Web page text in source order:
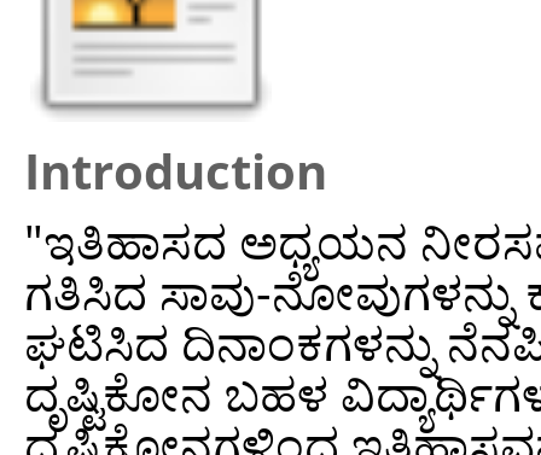
Introduction
"ಇತಿಹಾಸದ ಅಧ್ಯಯನ
ಗತಿಸಿದ ಸಾವು-ನೋವುಗಳನ್ನು
ಘಟಿಸಿದ ದಿನಾಂಕಗಳನ್ನು
ದೃಷ್ಟಿಕೋನ ಬಹಳ